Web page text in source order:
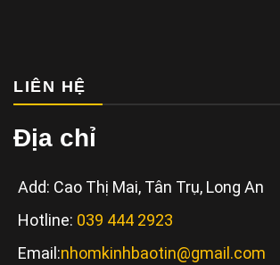
LIÊN HỆ
Địa chỉ
Add: Cao Thị Mai, Tân Trụ, Long An
Hotline: 039 444 2923
Email:nhomkinhbaotin@gmail.com